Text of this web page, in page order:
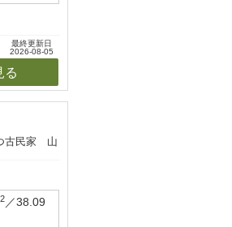
最終更新日
2026-08-05
古民家 山
2 ／38.09